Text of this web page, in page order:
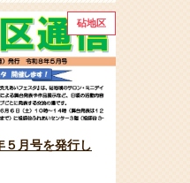
砧地区
月号を発行し